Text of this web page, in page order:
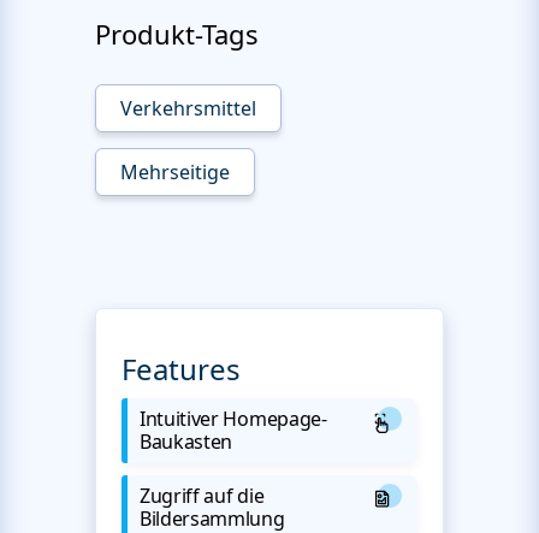
Produkt-Tags
Verkehrsmittel
Mehrseitige
Features
Intuitiver Homepage-
Baukasten
Zugriff auf die
Bildersammlung